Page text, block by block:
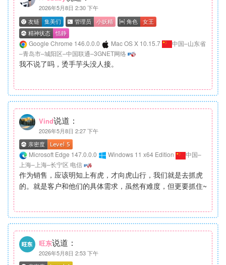
2026年5月8日 2:30 下午
Google Chrome 146.0.0.0 Mac OS X 10.15.7
中国–山东省
–青岛市–城阳区–中国联通–3GNET网络
我不说了吗，烫手芋头没人接。
Vind说道：
2026年5月8日 2:27 下午
Microsoft Edge 147.0.0.0 Windows 11 x64 Edition
中国–
上海–上海–长宁区 电信
作为销售，应该明知上有虎，才向虎山行，我们就是去抓虎
的。就是客户和他们的具体需求，虽然有难度，但更要抓住~
旺东说道：
2026年5月8日 2:53 下午